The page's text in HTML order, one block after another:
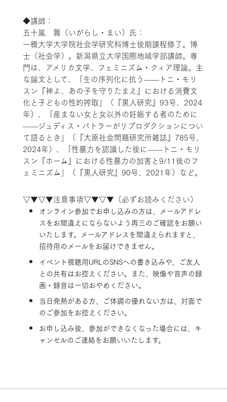
◆講師：
五十嵐 舞（いがらし・まい）氏：
一橋大学大学院社会学研究科博士後期課程修了。博
士（社会学）。新潟県立大学国際地域学部講師。専
門は、アメリカ文学、フェミニズム・クィア理論。主
な論文として、「生の序列化に抗う——トニ・モリ
スン『神よ、あの子を守りたまえ』における消費文
化と子どもの性的搾取」（『黒人研究』93号、2024
年）、「産まない女と女以外の妊娠する者のために
——ジュディス・バトラーがリプロダクションについ
て語るとき」（『大原社会問題研究所雑誌』785号、
2024年）、「性暴力を認識した後に——トニ・モリ
スン『ホーム』における性暴力の加害と9/11後のフ
ェミニズム」（『黒人研究』90号、2021年）など。
▽▼▽▼注意事項▽▼▽▼（必ずお読みください）
オンライン参加でお申し込みの方は、メールアドレ
スをお間違えにならないよう再三のご確認をお願い
いたします。メールアドレスを間違えられますと、
招待用のメールをお届けできません。
イベント視聴用URLのSNSへの書き込みや、ご友人
との共有はお控えください。また、映像や音声の録
画・録音は一切おやめください。
当日発熱がある方、ご体調の優れない方は、対面で
のご参加をお控えください。
お申し込み後、参加ができなくなった場合には、キ
ャンセルのご連絡をお願いいたします。